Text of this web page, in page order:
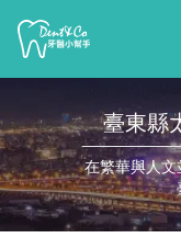
臺東縣
在繁華與人